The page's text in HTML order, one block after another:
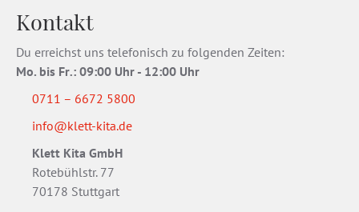
Kontakt
Du erreichst uns telefonisch zu folgenden Zeiten:
Mo. bis Fr.: 09:00 Uhr - 12:00 Uhr
0711 – 6672 5800
info@klett-kita.de
Klett Kita GmbH
Rotebühlstr. 77
70178 Stuttgart